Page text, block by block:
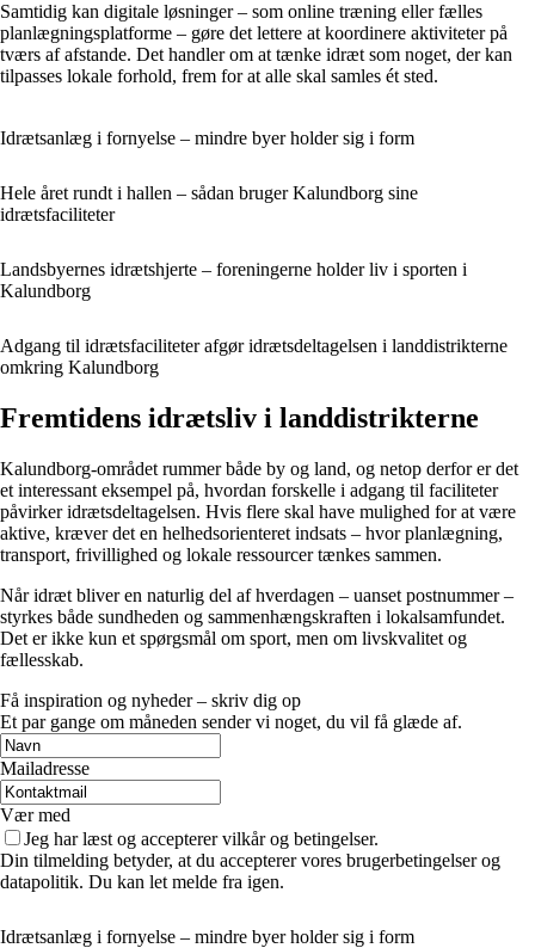
Samtidig kan digitale løsninger – som online træning eller fælles
planlægningsplatforme – gøre det lettere at koordinere aktiviteter på
tværs af afstande. Det handler om at tænke idræt som noget, der kan
tilpasses lokale forhold, frem for at alle skal samles ét sted.
Idrætsanlæg i fornyelse – mindre byer holder sig i form
Hele året rundt i hallen – sådan bruger Kalundborg sine
idrætsfaciliteter
Landsbyernes idrætshjerte – foreningerne holder liv i sporten i
Kalundborg
Adgang til idrætsfaciliteter afgør idrætsdeltagelsen i landdistrikterne
omkring Kalundborg
Fremtidens idrætsliv i landdistrikterne
Kalundborg-området rummer både by og land, og netop derfor er det
et interessant eksempel på, hvordan forskelle i adgang til faciliteter
påvirker idrætsdeltagelsen. Hvis flere skal have mulighed for at være
aktive, kræver det en helhedsorienteret indsats – hvor planlægning,
transport, frivillighed og lokale ressourcer tænkes sammen.
Når idræt bliver en naturlig del af hverdagen – uanset postnummer –
styrkes både sundheden og sammenhængskraften i lokalsamfundet.
Det er ikke kun et spørgsmål om sport, men om livskvalitet og
fællesskab.
Få inspiration og nyheder – skriv dig op
Et par gange om måneden sender vi noget, du vil få glæde af.
Mailadresse
Vær med
Jeg har læst og accepterer vilkår og betingelser.
Din tilmelding betyder, at du accepterer vores brugerbetingelser og
datapolitik. Du kan let melde fra igen.
Idrætsanlæg i fornyelse – mindre byer holder sig i form